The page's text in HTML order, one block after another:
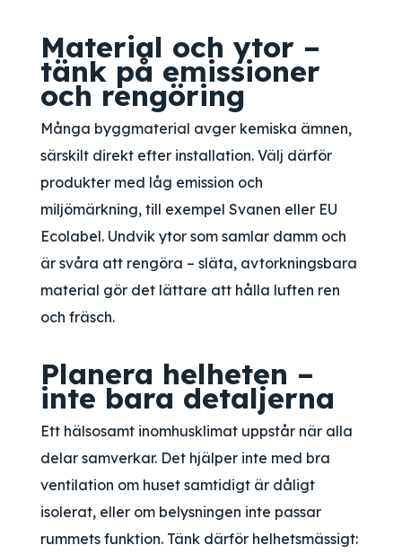
Material och ytor –
tänk på emissioner
och rengöring
Många byggmaterial avger kemiska ämnen,
särskilt direkt efter installation. Välj därför
produkter med låg emission och
miljömärkning, till exempel Svanen eller EU
Ecolabel. Undvik ytor som samlar damm och
är svåra att rengöra – släta, avtorkningsbara
material gör det lättare att hålla luften ren
och fräsch.
Planera helheten –
inte bara detaljerna
Ett hälsosamt inomhusklimat uppstår när alla
delar samverkar. Det hjälper inte med bra
ventilation om huset samtidigt är dåligt
isolerat, eller om belysningen inte passar
rummets funktion. Tänk därför helhetsmässigt: